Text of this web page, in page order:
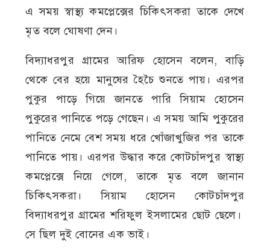
এ সময় স্বাস্থ্য কমপ্লেক্সের চিকিৎসকরা তাকে দেখে
মৃত বলে ঘোষণা দেন।
বিদ্যাধরপুর গ্রামের আরিফ হোসেন বলেন, বাড়ি
থেকে বের হয়ে মানুষের হৈচৈ শুনতে পায়। এরপর
পুকুর পাড়ে গিয়ে জানতে পারি সিয়াম হোসেন
পুকুরের পানিতে পড়ে গেছেন। এ সময় আমি পুকুরের
পানিতে নেমে বেশ সময় ধরে খোঁজাখুজির পর তাকে
পানিতে পায়। এরপর উদ্ধার করে কোটচাঁদপুর স্বাস্থ্য
কমপ্লেক্সে নিয়ে গেলে, তাকে মৃত বলে জানান
চিকিৎসকরা। সিয়াম হোসেন কোটচাঁদপুর
বিদ্যাধরপুর গ্রামের শরিফুল ইসলামের ছোট ছেলে।
সে ছিল দুই বোনের এক ভাই।